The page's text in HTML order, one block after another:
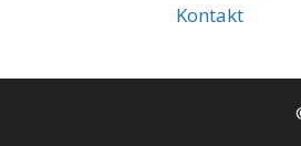
Kontakt